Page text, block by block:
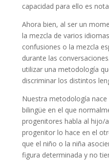
capacidad para ello es
Ahora bien, al ser un
la mezcla de varios
confusiones o la mezcla
durante las
utilizar una metodología
discriminar los distintos
Nuestra metodología
bilingüe en el que
progenitores habla al hijo/
progenitor lo hace en el
que el niño o la niña
figura determinada y no